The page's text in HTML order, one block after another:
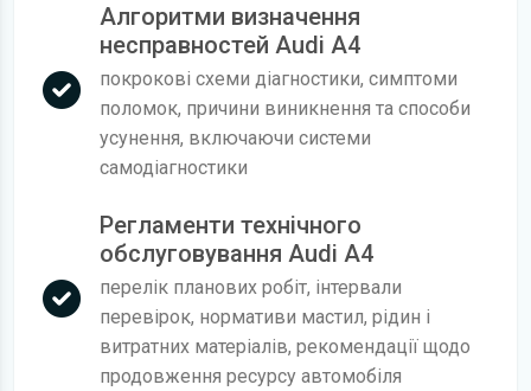
Алгоритми визначення
несправностей Audi A4
покрокові схеми діагностики, симптоми
поломок, причини виникнення та способи
усунення, включаючи системи
самодіагностики
Регламенти технічного
обслуговування Audi A4
перелік планових робіт, інтервали
перевірок, нормативи мастил, рідин і
витратних матеріалів, рекомендації щодо
продовження ресурсу автомобіля